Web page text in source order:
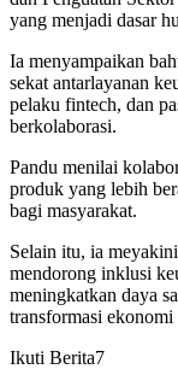
yang menjadi dasar
Ia menyampaikan
sekat antarlayanan
pelaku fintech, dan
berkolaborasi.
Pandu menilai
produk yang lebih
bagi masyarakat.
Selain itu, ia
mendorong inklusi
meningkatkan daya
transformasi
Ikuti Berita7